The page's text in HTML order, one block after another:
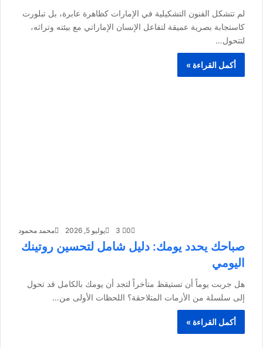
لم تتشكل الفنون التشكيلية في الإمارات كظاهرة عابرة، بل تبلورت
كاستجابة بصرية عميقة لتفاعل الإنسان الإماراتي مع بيئته وتراثه،
لتتحول…
أكمل القراءة »
محمد محمود يوليو 5, 2026 0
صباحك يحدد يومك: دليل شامل لتحسين روتينك
اليومي
هل جربت يوماً أن تستيقظ متأخراً لتجد أن يومك بالكامل قد تحول
إلى سلسلة من الأزمات المتلاحقة؟ اللحظات الأولى من…
أكمل القراءة »